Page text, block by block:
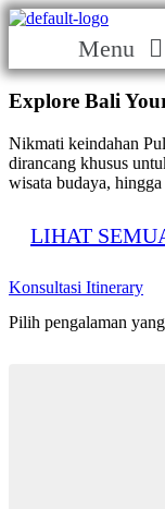
Menu
Explore Bali
Nikmati keindahan
dirancang khusus
wisata budaya,
LIHAT
Konsultasi Itinerary
Pilih pengalaman